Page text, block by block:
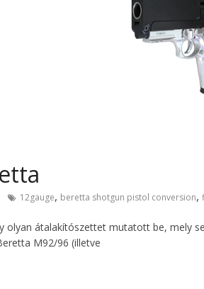
12gauge, beretta shotgun pistol conversion,
olyan átalakítószettet mutatott be, mely
M92/96 (illetve